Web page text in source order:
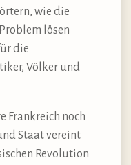
wie die
lösen
die
Völker und
Frankreich noch
Staat vereint
Revolution